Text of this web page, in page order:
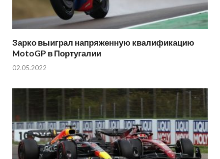
Зарко выиграл напряженную квалификацию
MotoGP в Португалии
02.05.2022